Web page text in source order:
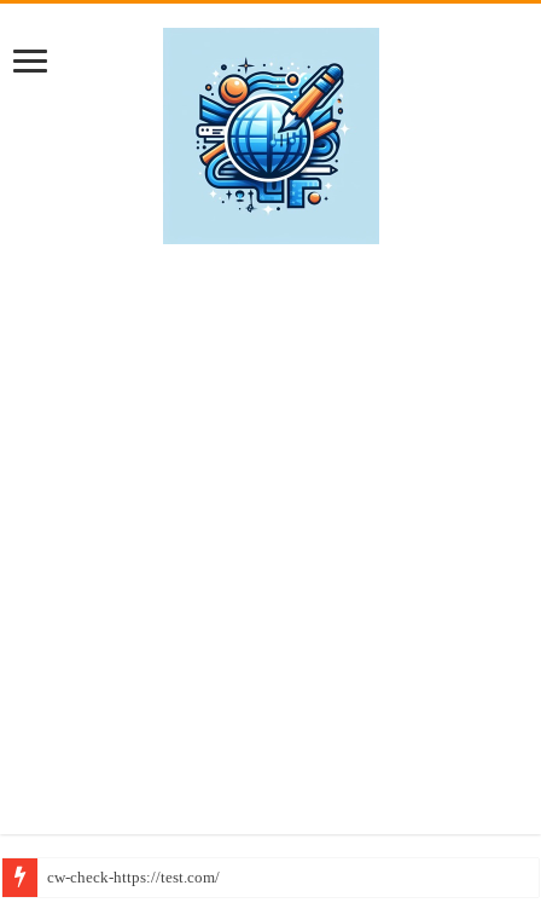
cw-check-https://test.com/